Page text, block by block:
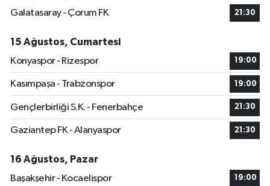
Galatasaray - Çorum FK
21:30
15 Ağustos, Cumartesi
Konyaspor - Rizespor
19:00
Kasımpaşa - Trabzonspor 19:00
Gençlerbirliği S.K. - Fenerbahçe 21:30
Gaziantep FK - Alanyaspor 21:30
16 Ağustos, Pazar
Başakşehir - Kocaelispor
19:00